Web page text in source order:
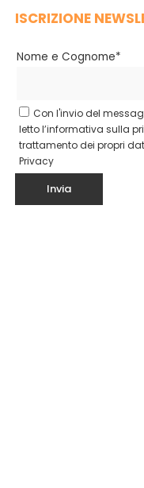
ISCRIZIONE
Nome e Cognome*
Con l'invio del
letto l’informativa sulla
trattamento dei propri
Privacy